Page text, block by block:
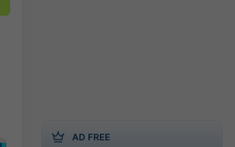
AD FREE